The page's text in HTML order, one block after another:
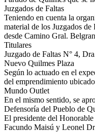
Juzgados de Faltas
Teniendo en cuenta la
material de los Juzgados
desde Camino Gral.
Titulares
Juzgado de Faltas N° 4,
Nuevo Quilmes Plaza
Según lo actuado en el
del emprendimiento
Mundo Outlet
En el mismo sentido, se
Defensoría del Pueblo de
El presidente del
Facundo Maisú y Leonel